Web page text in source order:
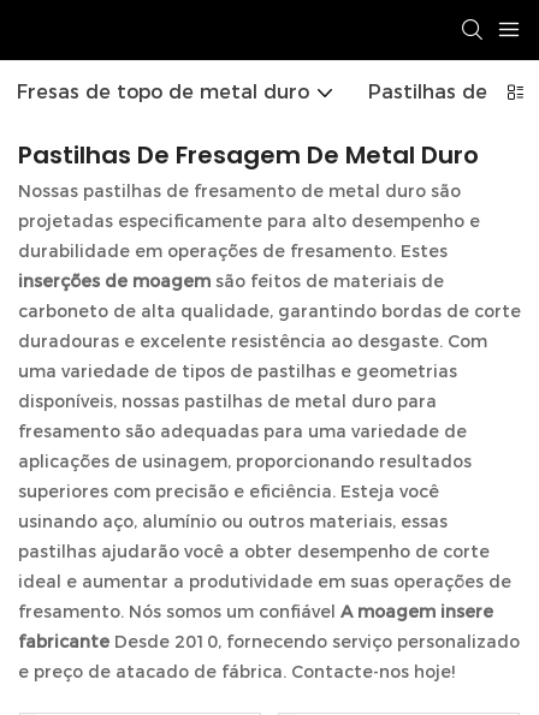
Fresas de topo de metal duro Pastilhas de
Pastilhas De Fresagem De Metal Duro
Nossas pastilhas de fresamento de metal duro são
projetadas especificamente para alto desempenho e
durabilidade em operações de fresamento. Estes
inserções de moagem são feitos de materiais de
carboneto de alta qualidade, garantindo bordas de corte
duradouras e excelente resistência ao desgaste. Com
uma variedade de tipos de pastilhas e geometrias
disponíveis, nossas pastilhas de metal duro para
fresamento são adequadas para uma variedade de
aplicações de usinagem, proporcionando resultados
superiores com precisão e eficiência. Esteja você
usinando aço, alumínio ou outros materiais, essas
pastilhas ajudarão você a obter desempenho de corte
ideal e aumentar a produtividade em suas operações de
fresamento. Nós somos um confiável A moagem insere
fabricante Desde 2010, fornecendo serviço personalizado
e preço de atacado de fábrica. Contacte-nos hoje!